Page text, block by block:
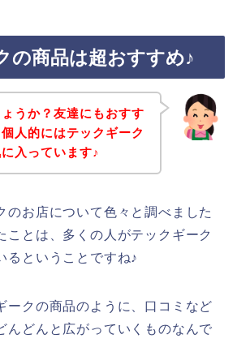
の商品は超おすすめ♪
うか？友達にもおすす
人的にはテックギーク
入っています♪
のお店について色々と調べました
ことは、多くの人がテックギーク
るということですね♪
ークの商品のように、口コミなど
んどんと広がっていくものなんで